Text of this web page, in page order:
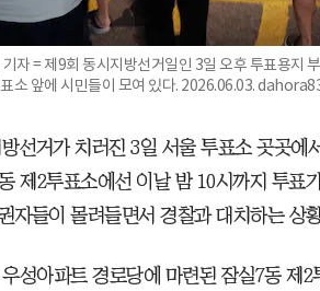
자 = 제9회 동시지방선거일인 3일 오후 투표용지
소 앞에 시민들이 모여 있다. 2026.06.03.
선거가 치러진 3일 서울 투표소 곳곳에
제2투표소에선 이날 밤 10시까지 투표
자들이 몰려들면서 경찰과 대치하는 상
성아파트 경로당에 마련된 잠실7동 제2